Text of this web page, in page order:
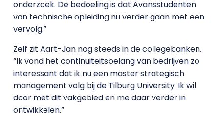
onderzoek. De bedoeling is dat Avansstudenten
van technische opleiding nu verder gaan met een
vervolg.”
Zelf zit Aart-Jan nog steeds in de collegebanken.
“Ik vond het continuiteitsbelang van bedrijven zo
interessant dat ik nu een master strategisch
management volg bij de Tilburg University. Ik wil
door met dit vakgebied en me daar verder in
ontwikkelen.”